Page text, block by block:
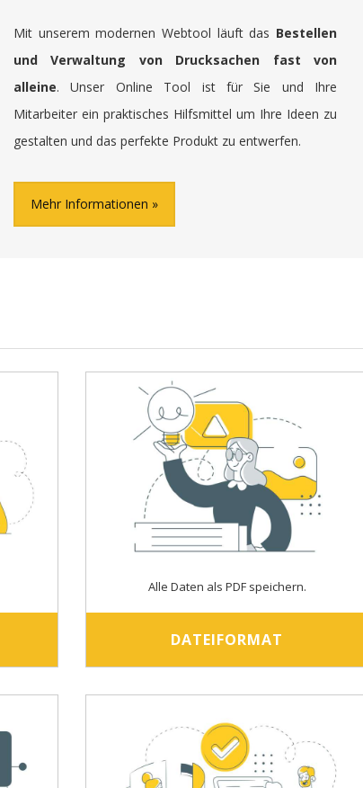
Mit unserem modernen Webtool läuft das Bestellen
und Verwaltung von Drucksachen fast von
alleine. Unser Online Tool ist für Sie und Ihre
Mitarbeiter ein praktisches Hilfsmittel um Ihre Ideen zu
gestalten und das perfekte Produkt zu entwerfen.
Mehr Informationen
Alle Daten als PDF speichern.
DATEIFORMAT